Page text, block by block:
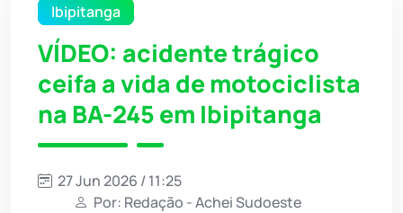
Ibipitanga
VÍDEO: acidente trágico
ceifa a vida de motociclista
na BA-245 em Ibipitanga
27 Jun 2026 / 11:25
Por: Redação - Achei Sudoeste